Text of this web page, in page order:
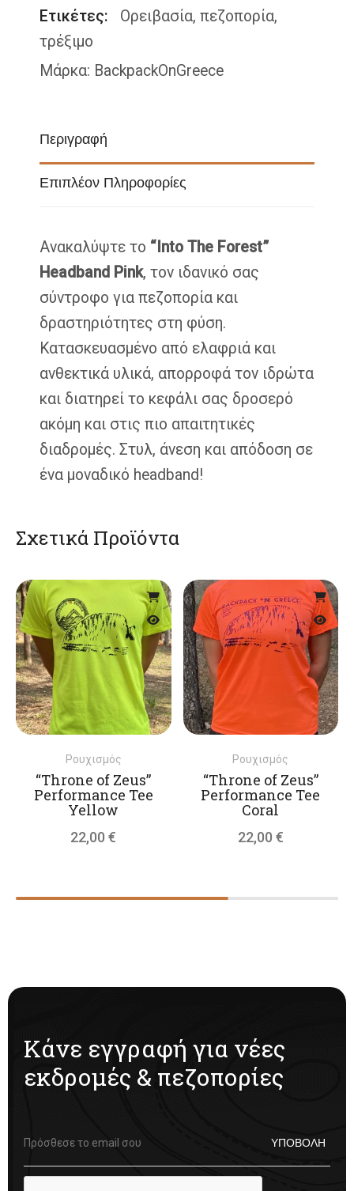
Ετικέτες: Ορειβασία, πεζοπορία,
τρέξιμο
Μάρκα: BackpackOnGreece
Περιγραφή
Επιπλέον Πληροφορίες
Ανακαλύψτε το “Into The Forest”
Headband Pink, τον ιδανικό σας
σύντροφο για πεζοπορία και
δραστηριότητες στη φύση.
Κατασκευασμένο από ελαφριά και
ανθεκτικά υλικά, απορροφά τον ιδρώτα
και διατηρεί το κεφάλι σας δροσερό
ακόμη και στις πιο απαιτητικές
διαδρομές. Στυλ, άνεση και απόδοση σε
ένα μοναδικό headband!
Σχετικά Προϊόντα
Αυτό
το
προϊόν
έχει
πολλαπλές
παραλλαγές.
επιλογές
Ρουχισμός
“Throne of Zeus”
Performance Tee
Yellow
22,00€
Αυτό
το
έχει
Ρουχισμός
“Throne of Zeus”
Performance Tee
Coral
22,00 €
Κάνε εγγραφή για νέες
εκδρομές & πεζοπορίες